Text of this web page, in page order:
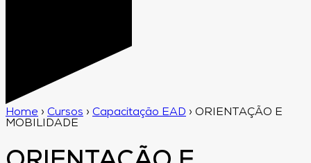
Home › Cursos › Capacitação EAD › ORIENTAÇÃO E
MOBILIDADE